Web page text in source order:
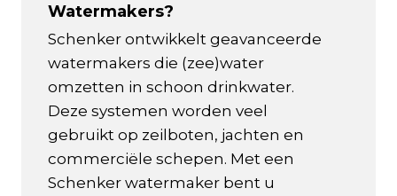
Watermakers?
Schenker ontwikkelt geavanceerde
watermakers die (zee)water
omzetten in schoon drinkwater.
Deze systemen worden veel
gebruikt op zeilboten, jachten en
commerciële schepen. Met een
Schenker watermaker bent u